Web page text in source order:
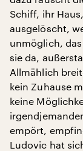
Schiff, ihr
ausgelöscht,
unmöglich,
sie da,
Allmählich
kein Zuhause
keine
empört,
Ludovic hat